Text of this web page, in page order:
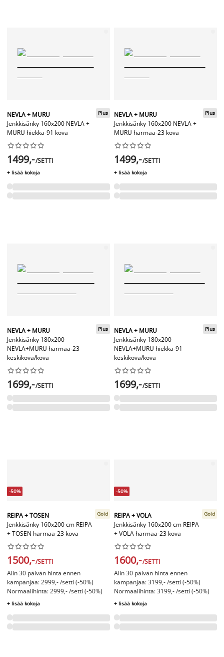
NEVLA + MURU
Jenkkisänky 160x200 NEVLA +
MURU hiekka-91 kova
Plus






1499,-/SETTI
+ lisää kokoja
NEVLA + MURU
Jenkkisänky 160x200 NEVLA +
MURU harmaa-23 kova
Plus






1499,-/SETTI
+ lisää kokoja
NEVLA + MURU
Jenkkisänky 180x200
NEVLA+MURU harmaa-23
keskikova/kova
Plus






1699,-/SETTI
NEVLA + MURU
Jenkkisänky 180x200
NEVLA+MURU hiekka-91
keskikova/kova
Plus






1699,-/SETTI
-50%
REIPA + TOSEN
Jenkkisänky 160x200 cm REIPA
+ TOSEN harmaa-23 kova
Gold






1500,-/SETTI
Alin 30 päivän hinta ennen
kampanjaa: 2999,- /setti (-50%)
Normaalihinta: 2999,- /setti (-50%)
+ lisää kokoja
-50%
REIPA + VOLA
Jenkkisänky 160x200 cm REIPA
+ VOLA harmaa-23 kova
Gold






1600,-/SETTI
Alin 30 päivän hinta ennen
kampanjaa: 3199,- /setti (-50%)
Normaalihinta: 3199,- /setti (-50%)
+ lisää kokoja